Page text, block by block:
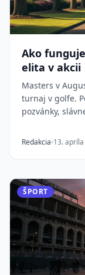
Ako
elita v akcii
Masters v
turnaj v golfe.
pozvánky,
Redakcia 13.
ŠPORT